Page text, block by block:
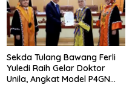
Sekda Tulang Bawang Ferli
Yuledi Raih Gelar Doktor
Unila, Angkat Model P4GN